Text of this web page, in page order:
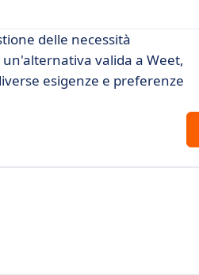
delle necessità
valida a Weet,
esigenze e preferenze